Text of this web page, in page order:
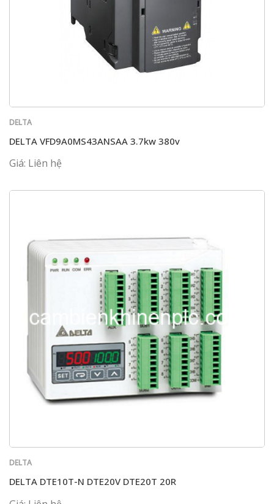
DELTA
DELTA VFD9A0MS43ANSAA 3.7kw 380v
Giá: Liên hệ
DELTA
DELTA DTE10T-N DTE20V DTE20T 20R